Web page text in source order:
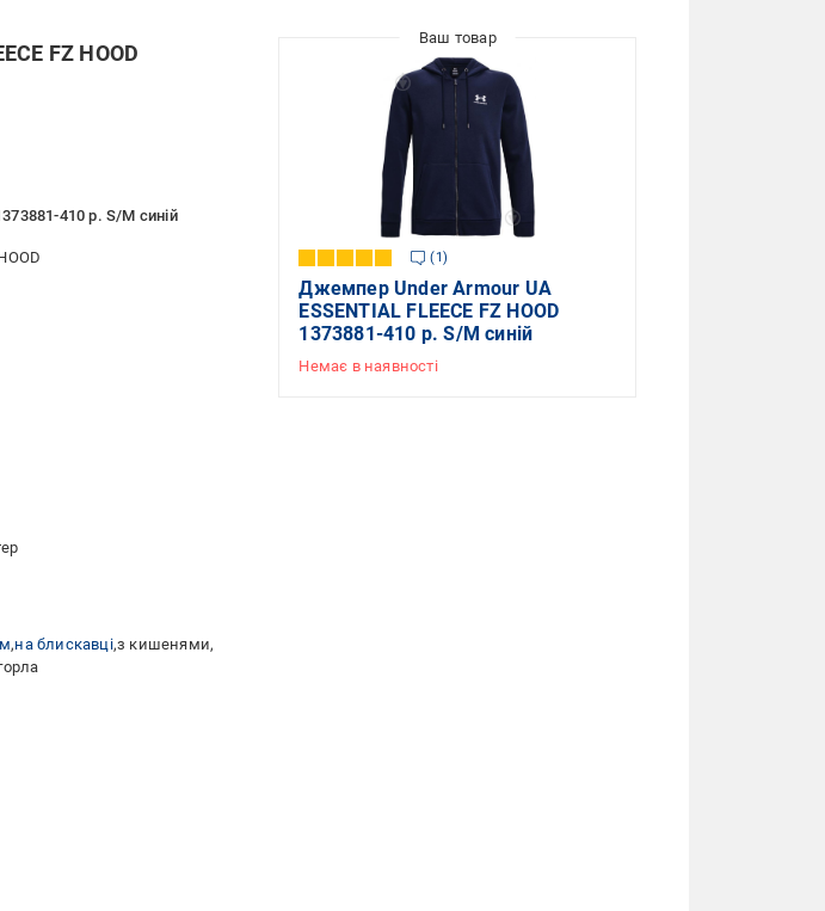
FZ HOOD
410 р. S/M синій
на блискавці з кишенями
1
Джемпер Under Armour UA
ESSENTIAL FLEECE FZ HOOD
1373881-410 р. S/M синій
Немає в наявності